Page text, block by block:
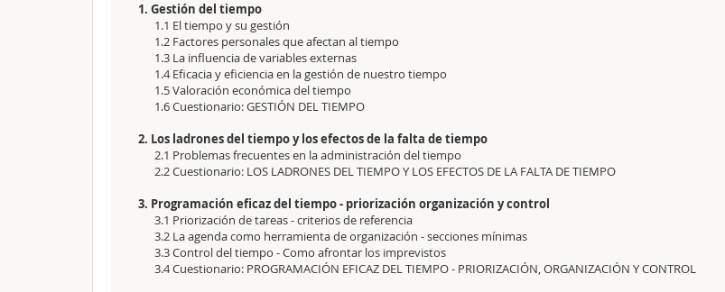
1. Gestión del tiempo
1.1 El tiempo y su gestión
1.2 Factores personales que afectan al tiempo
1.3 La influencia de variables externas
1.4 Eficacia y eficiencia en la gestión de nuestro tiempo
1.5 Valoración económica del tiempo
1.6 Cuestionario: GESTIÓN DEL TIEMPO
2. Los ladrones del tiempo y los efectos de la falta de tiempo
2.1 Problemas frecuentes en la administración del tiempo
2.2 Cuestionario: LOS LADRONES DEL TIEMPO Y LOS EFECTOS DE LA FALTA DE TIEMPO
3. Programación eficaz del tiempo - priorización organización y control
3.1 Priorización de tareas - criterios de referencia
3.2 La agenda como herramienta de organización - secciones mínimas
3.3 Control del tiempo - Como afrontar los imprevistos
3.4 Cuestionario: PROGRAMACIÓN EFICAZ DEL TIEMPO - PRIORIZACIÓN, ORGANIZACIÓN Y CONTROL